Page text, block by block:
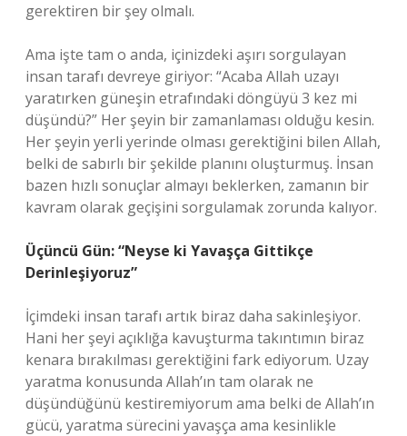
gerektiren bir şey olmalı.
Ama işte tam o anda, içinizdeki aşırı sorgulayan
insan tarafı devreye giriyor: “Acaba Allah uzayı
yaratırken güneşin etrafındaki döngüyü 3 kez mi
düşündü?” Her şeyin bir zamanlaması olduğu kesin.
Her şeyin yerli yerinde olması gerektiğini bilen Allah,
belki de sabırlı bir şekilde planını oluşturmuş. İnsan
bazen hızlı sonuçlar almayı beklerken, zamanın bir
kavram olarak geçişini sorgulamak zorunda kalıyor.
Üçüncü Gün: “Neyse ki Yavaşça Gittikçe
Derinleşiyoruz”
İçimdeki insan tarafı artık biraz daha sakinleşiyor.
Hani her şeyi açıklığa kavuşturma takıntımın biraz
kenara bırakılması gerektiğini fark ediyorum. Uzay
yaratma konusunda Allah’ın tam olarak ne
düşündüğünü kestiremiyorum ama belki de Allah’ın
gücü, yaratma sürecini yavaşça ama kesinlikle